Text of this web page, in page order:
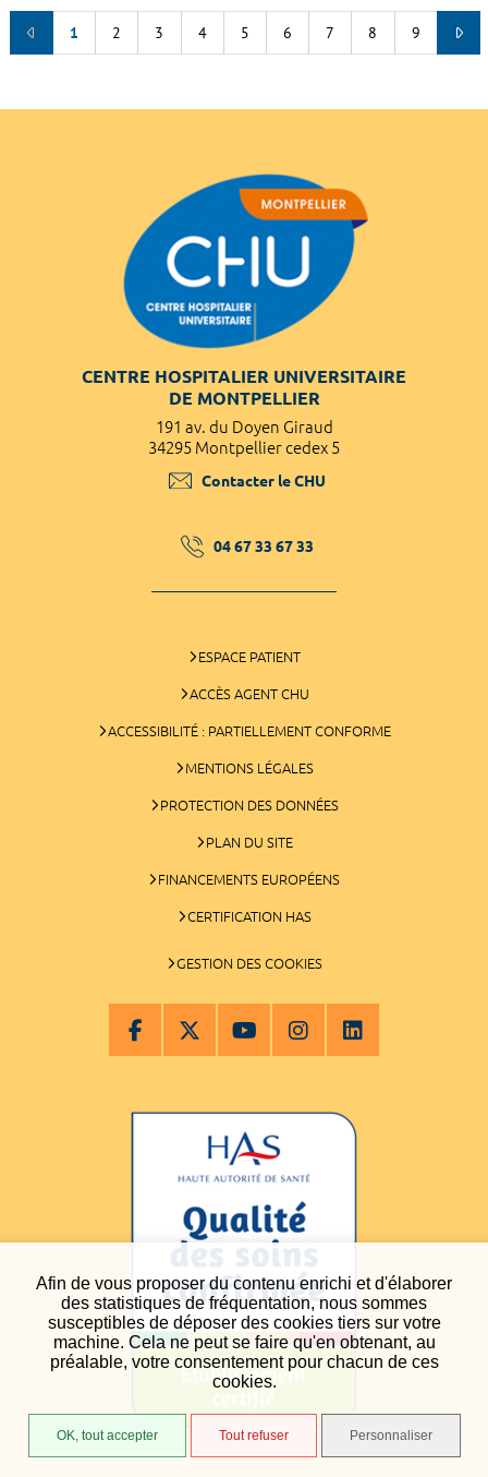
Afin de vous proposer du contenu enrichi et d'élaborer
des statistiques de fréquentation, nous sommes
susceptibles de déposer des cookies tiers sur votre
machine. Cela ne peut se faire qu'en obtenant, au
préalable, votre consentement pour chacun de ces
cookies.
OK, tout accepter Tout refuser Personnaliser
1 2 3 4 5 6 7 8 9
CENTRE HOSPITALIER UNIVERSITAIRE
DE MONTPELLIER
191 av. du Doyen Giraud
34295 Montpellier cedex 5
Contacter le CHU
04 67 33 67 33
ESPACE PATIENT
ACCÈS AGENT CHU
ACCESSIBILITÉ : PARTIELLEMENT CONFORME
MENTIONS LÉGALES
PROTECTION DES DONNÉES
PLAN DU SITE
FINANCEMENTS EUROPÉENS
CERTIFICATION HAS
GESTION DES COOKIES